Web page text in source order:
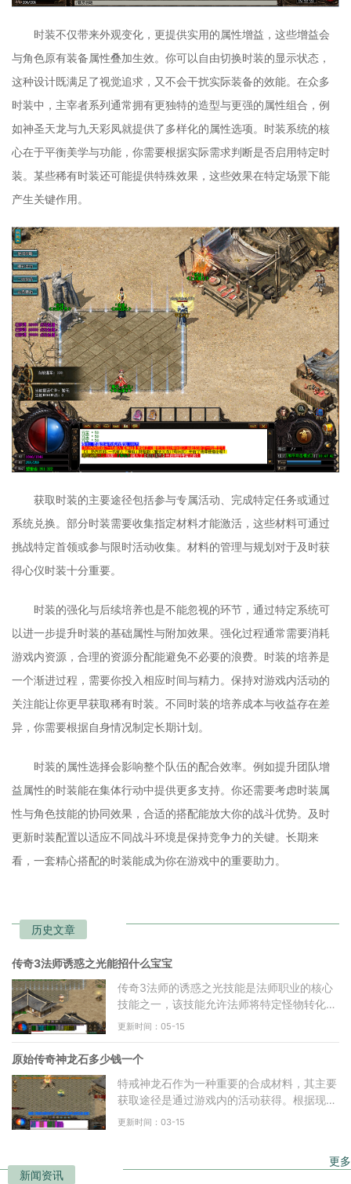
时装不仅带来外观变化，更提供实用的属性增益，这些增益会
与角色原有装备属性叠加生效。你可以自由切换时装的显示状态，
这种设计既满足了视觉追求，又不会干扰实际装备的效能。在众多
时装中，主宰者系列通常拥有更独特的造型与更强的属性组合，例
如神圣天龙与九天彩凤就提供了多样化的属性选项。时装系统的核
心在于平衡美学与功能，你需要根据实际需求判断是否启用特定时
装。某些稀有时装还可能提供特殊效果，这些效果在特定场景下能
产生关键作用。
获取时装的主要途径包括参与专属活动、完成特定任务或通过
系统兑换。部分时装需要收集指定材料才能激活，这些材料可通过
挑战特定首领或参与限时活动收集。材料的管理与规划对于及时获
得心仪时装十分重要。
时装的强化与后续培养也是不能忽视的环节，通过特定系统可
以进一步提升时装的基础属性与附加效果。强化过程通常需要消耗
游戏内资源，合理的资源分配能避免不必要的浪费。时装的培养是
一个渐进过程，需要你投入相应时间与精力。保持对游戏内活动的
关注能让你更早获取稀有时装。不同时装的培养成本与收益存在差
异，你需要根据自身情况制定长期计划。
时装的属性选择会影响整个队伍的配合效率。例如提升团队增
益属性的时装能在集体行动中提供更多支持。你还需要考虑时装属
性与角色技能的协同效果，合适的搭配能放大你的战斗优势。及时
更新时装配置以适应不同战斗环境是保持竞争力的关键。长期来
看，一套精心搭配的时装能成为你在游戏中的重要助力。
历史文章
传奇3法师诱惑之光能招什么宝宝
传奇3法师的诱惑之光技能是法师职业的核心
技能之一，该技能允许法师将特定怪物转化为
自己的召唤物。诱惑之光从13级开始可以修
更新时间：05-15
原始传奇神龙石多少钱一个
特戒神龙石作为一种重要的合成材料，其主要
获取途径是通过游戏内的活动获得。根据现有
信息，玩家通常可以在金叶子商店中兑换特戒
更新时间：03-15
新闻资讯
更多